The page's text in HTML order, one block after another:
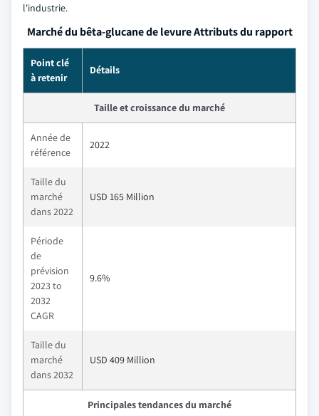
l'industrie.
Marché du bêta-glucane de levure Attributs du rapport
Point clé
à retenir
Détails
Taille et croissance du marché
Année de
référence
2022
Taille du
marché
dans 2022
USD 165 Million
Période
de
prévision
2023 to
2032
CAGR
9.6%
Taille du
marché
dans 2032
USD 409 Million
Principales tendances du marché